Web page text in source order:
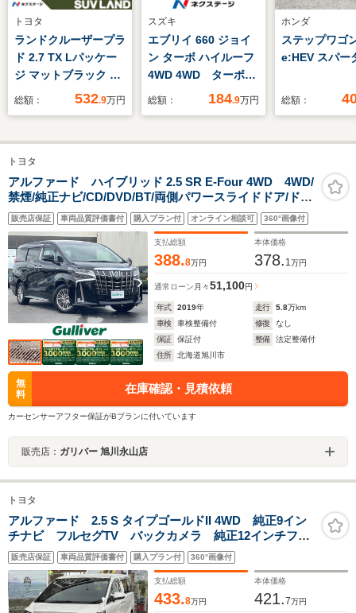
トヨタ
ランドクルーザープラ
ド 2.7 TX Lパッケー
ジ マットブラック エ
ディション 4WD 純正
シートベンチレーショ
ン ブラインドスポッ
トモニター サンルー
フ 全周囲カメラ パ
ワーシート レーダー
クルーズ コーナーセ
ンサー ドラレコ
総額： 532.9万円
スズキ
エブリイ 660 ジョイ
ン ターボ ハイルーフ
4WD 4WD ターボ
ディスプレイオーディ
禁煙車 クリアランス
報 シートヒーター
スマートキー LEDヘ
ッドライト アイドリ
ングストップ
総額： 184.9万円
ホンダ
ステップワゴ
e:HEV スパー
総額：
トヨタ
アルファード ハイブリッド 2.5 SR E-Four 4WD 4WD/
禁煙/純正ナビ/CD/DVD/BT/両側パワースライドドア/ドラ
イブレコーダー/前席パワーシート/運転席メモリ付きパワ
ーシート/前席シートヒーター/前席シートベンチレーショ
ン
販売店保証 車両品質評価書付 購入プラン付 オンライン相談可 360°画像付
支払総額
388.8万円
本体価格
378. 1万円
通常ローン 月々51,100円
年式 2019年 走行 5.8万km
車検
車検整備付 修復
なし
保証
保証付 整備
法定整備付
住所
北海道旭川市
無
料
在庫確認・見積依頼
カーセンサーアフター保証がBプランに付いています
販売店： ガリバー 旭川永山店
トヨタ
アルファード 2.5 S タイプゴールドII 4WD 純正9イン
チナビ フルセグTV バックカメラ 純正12インチフリ
ップダウンモニター CDDVDデッキ モデリスタエア
ロ シーケンシャルウィンカー ダウンサス クリアラ
ンスソナー 両側パワースライドドア
販売店保証 車両品質評価書付 購入プラン付 360°画像付
支払総額
433.8万円
本体価格
421.7万円